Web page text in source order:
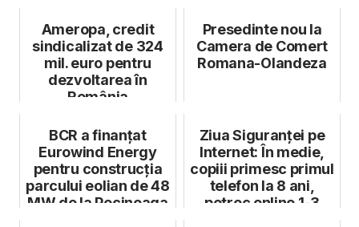
Ameropa, credit
sindicalizat de 324
mil. euro pentru
dezvoltarea în
România
Presedinte nou la
Camera de Comert
Romana-Olandeza
BCR a finanțat
Eurowind Energy
pentru construcția
parcului eolian de 48
MW de la Pecineaga
Ziua Siguranței pe
Internet: În medie,
copiii primesc primul
telefon la 8 ani,
petrec online 1-3